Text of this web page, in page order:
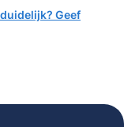
Geef